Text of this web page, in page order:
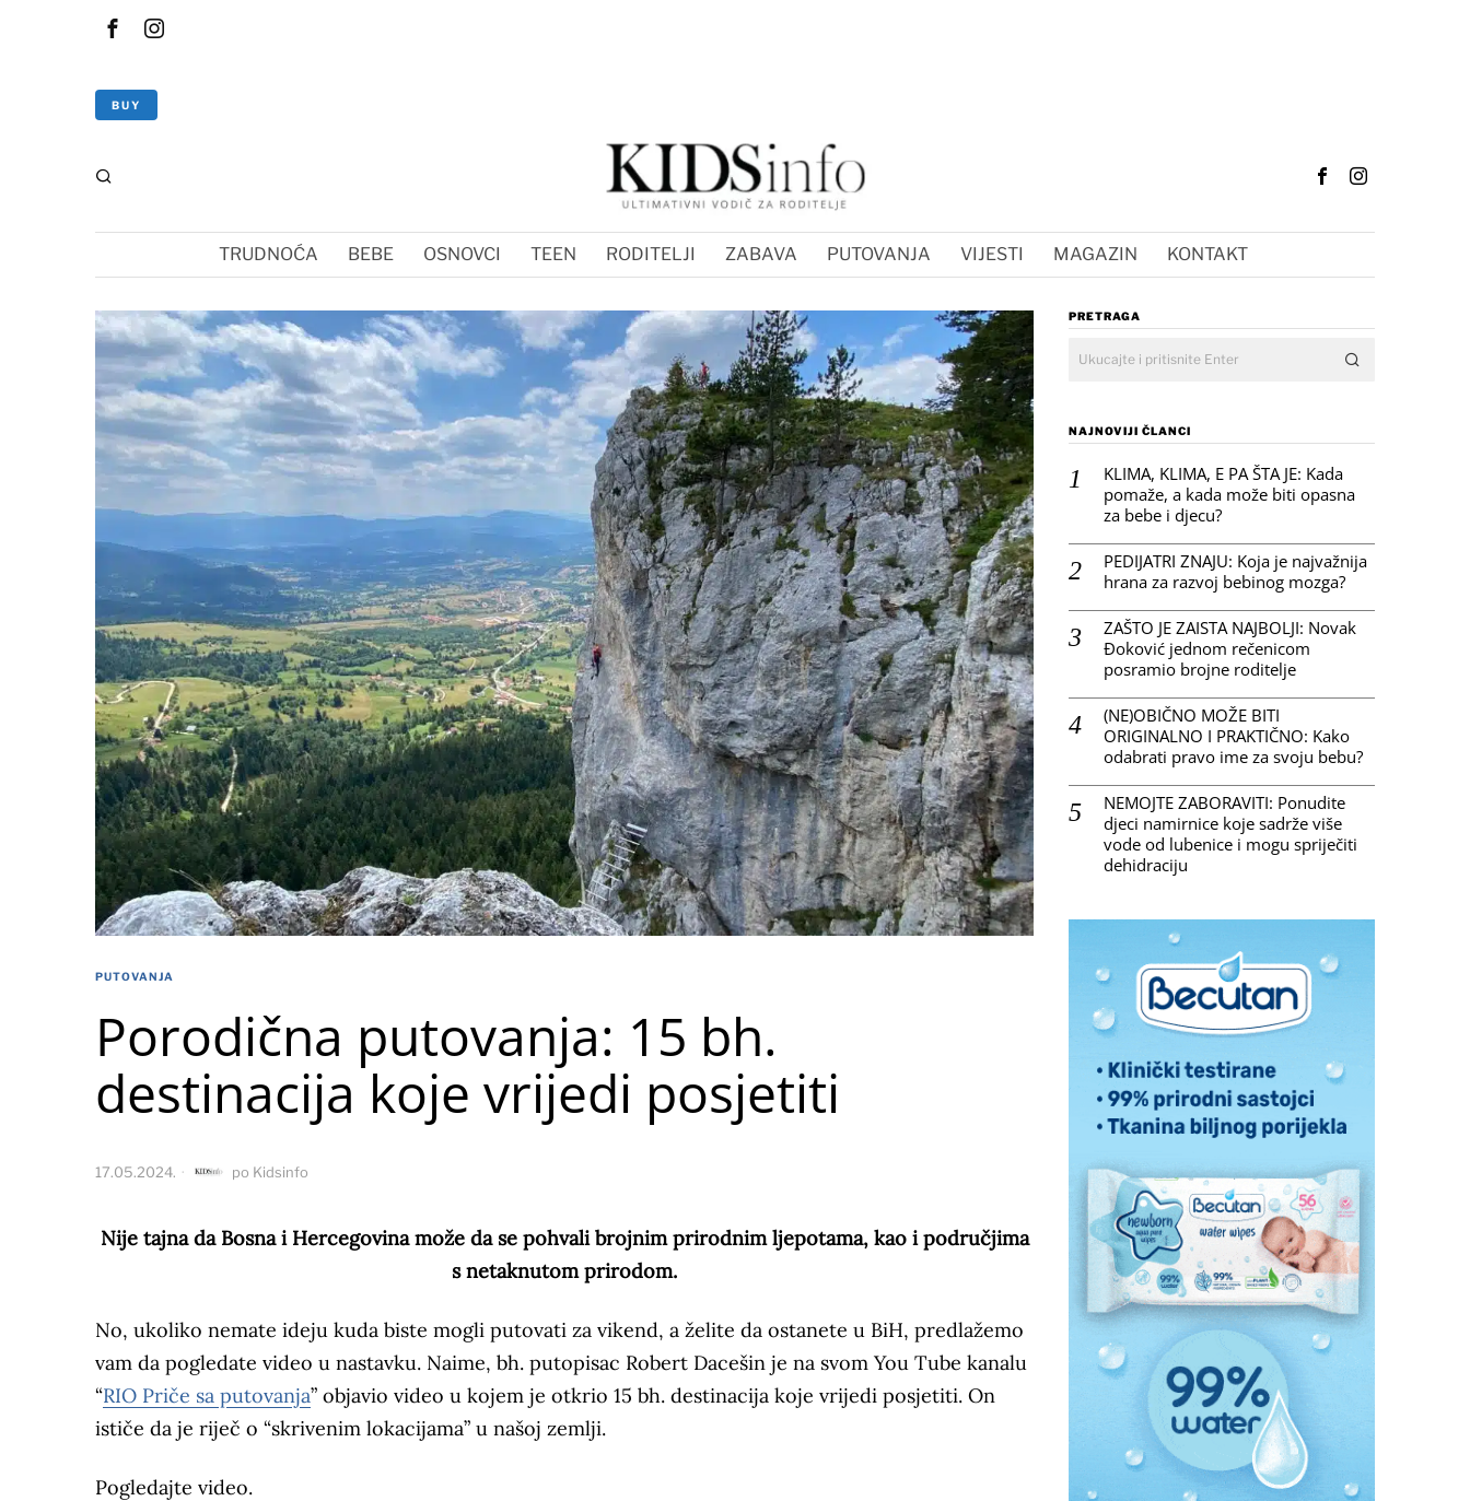
BUY
TRUDNOĆA BEBE OSNOVCI TEEN RODITELJI ZABAVA PUTOVANJA VIJESTI MAGAZIN KONTAKT
PUTOVANJA
Porodična putovanja: 15 bh.
destinacija koje vrijedi posjetiti
17.05.2024. po Kidsinfo
Nije tajna da Bosna i Hercegovina može da se pohvali brojnim prirodnim ljepotama, kao i područjima
s netaknutom prirodom.
No, ukoliko nemate ideju kuda biste mogli putovati za vikend, a želite da ostanete u BiH, predlažemo
vam da pogledate video u nastavku. Naime, bh. putopisac Robert Dacešin je na svom You Tube kanalu
“RIO Priče sa putovanja” objavio video u kojem je otkrio 15 bh. destinacija koje vrijedi posjetiti. On
ističe da je riječ o “skrivenim lokacijama” u našoj zemlji.
Pogledajte video.
PRETRAGA
NAJNOVIJI ČLANCI
KLIMA, KLIMA, E PA ŠTA JE: Kada
pomaže, a kada može biti opasna
za bebe i djecu?
PEDIJATRI ZNAJU: Koja je najvažnija
hrana za razvoj bebinog mozga?
ZAŠTO JE ZAISTA NAJBOLJI: Novak
Đoković jednom rečenicom
posramio brojne roditelje
(NE)OBIČNO MOŽE BITI
ORIGINALNO I PRAKTIČNO: Kako
odabrati pravo ime za svoju bebu?
NEMOJTE ZABORAVITI: Ponudite
djeci namirnice koje sadrže više
vode od lubenice i mogu spriječiti
dehidraciju